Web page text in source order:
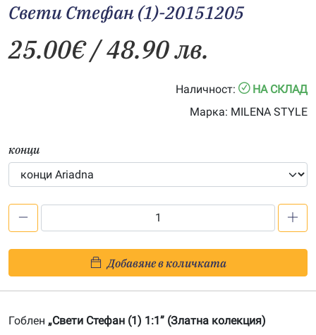
Свети Стефан (1)-20151205
25.00€/ 48.90 лв.
Наличност:
НА СКЛАД
Марка: MILENA STYLE
конци
Стефан
(1)-20151205
Добавяне в количката
Гоблен „Свети Стефан (1) 1:1” (Златна колекция)